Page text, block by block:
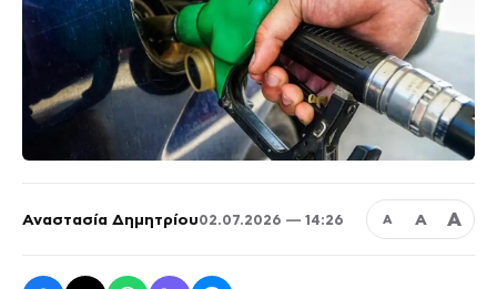
Αναστασία Δημητρίου02.07.2026 — 14:26 Α Α Α